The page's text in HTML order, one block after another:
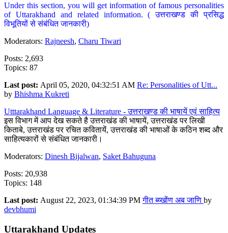
Under this section, you will get information of famous personalities
of Uttarakhand and related information. ( उत्तराखण्ड की प्रसिद्ध
विभूतियों से संबंधित जानकारी)
Moderators: Rajneesh, Charu Tiwari
Posts: 2,693
Topics: 87
Last post: April 05, 2020, 04:32:51 AM Re: Personalities of Utt...
by Bhishma Kukreti
Utttarakhand Language & Literature - उत्तराखण्ड की भाषायें एवं साहित्य
इस विभाग में आप देख सकते है उत्तराखंड की भाषायें, उत्तराखंड पर लिखी
किताबे, उत्तराखंड पर रचित कवितायें, उत्तराखंड की भाषाओं के कठिन शब्द और
साहित्यकारों से संबंधित जानकारी।
Moderators: Dinesh Bijalwan, Saket Bahuguna
Posts: 20,938
Topics: 148
Last post: August 22, 2023, 01:34:39 PMगीत ब्य्खोंण अब जाणि by
devbhumi
Uttarakhand Updates